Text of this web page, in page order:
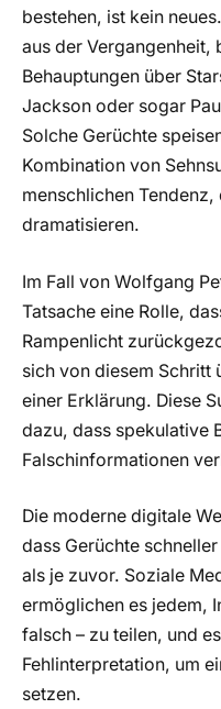
bestehen, ist kein
aus der Vergangenheit,
Behauptungen über
Jackson oder sogar
Solche Gerüchte
Kombination von
menschlichen
dramatisieren.
Im Fall von Wolfgang
Tatsache eine Rolle,
Rampenlicht
sich von diesem Schritt
einer Erklärung. Diese
dazu, dass spekulative
Falschinformationen
Die moderne digitale
dass Gerüchte
als je zuvor. Soziale
ermöglichen es jedem,
falsch – zu teilen, und
Fehlinterpretation, um
setzen.